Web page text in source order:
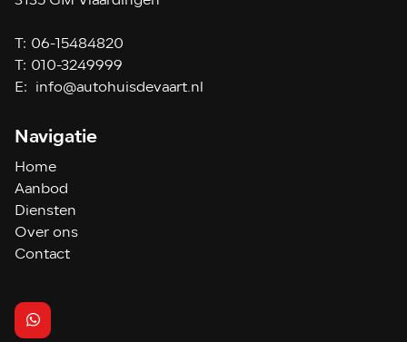
T: 06-15484820
T: 010-3249999
E:
info@autohuisdevaart.nl
Navigatie
Home
Aanbod
Diensten
Over ons
Contact